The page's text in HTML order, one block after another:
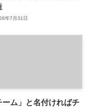
年7月31日
ーム」と名付ければチ